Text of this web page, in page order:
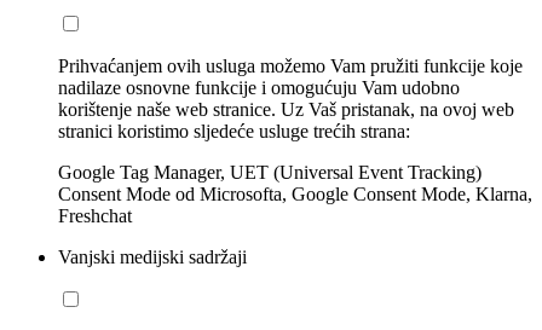
Prihvaćanjem ovih usluga možemo Vam pružiti funkcije koje
nadilaze osnovne funkcije i omogućuju Vam udobno
korištenje naše web stranice. Uz Vaš pristanak, na ovoj web
stranici koristimo sljedeće usluge trećih strana:
Google Tag Manager, UET (Universal Event Tracking)
Consent Mode od Microsofta, Google Consent Mode, Klarna,
Freshchat
Vanjski medijski sadržaji